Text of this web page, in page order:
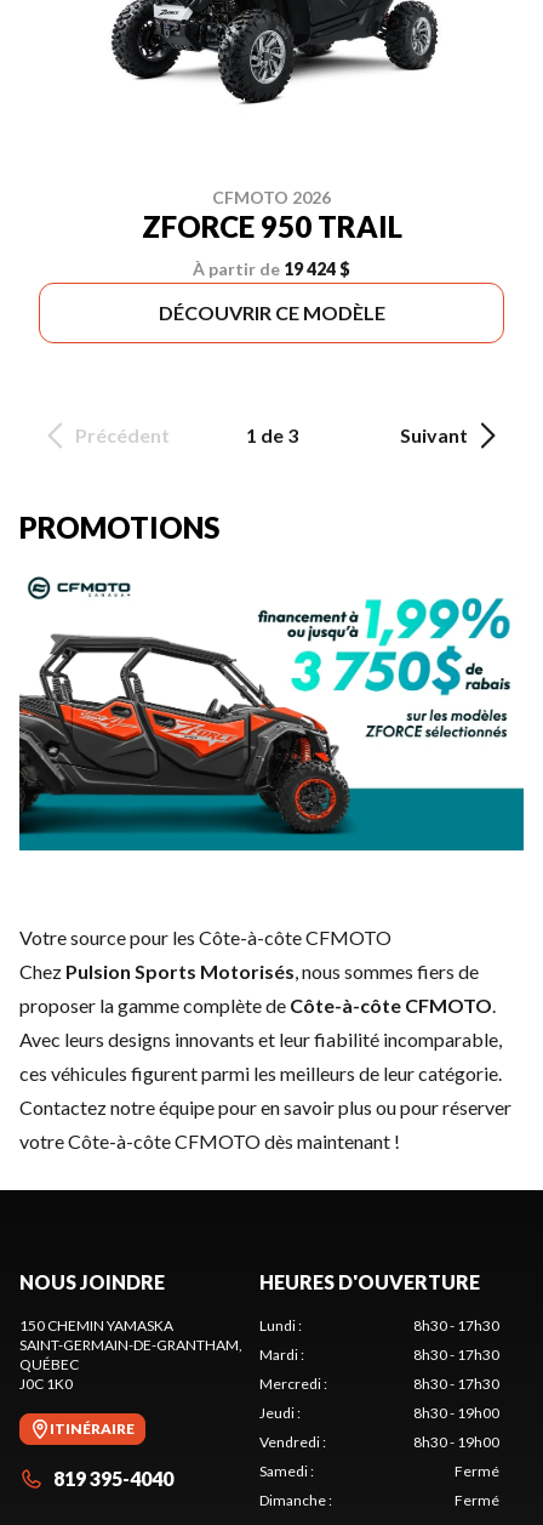
CFMOTO 2026
ZFORCE 950 TRAIL
À partir de 19 424 $
DÉCOUVRIR CE MODÈLE
Précédent 1 de 3 Suivant
PROMOTIONS
Votre source pour les Côte-à-côte CFMOTO
Chez Pulsion Sports Motorisés, nous sommes fiers de
proposer la gamme complète de Côte-à-côte CFMOTO.
Avec leurs designs innovants et leur fiabilité incomparable,
ces véhicules figurent parmi les meilleurs de leur catégorie.
Contactez notre équipepour en savoir plus ou pour réserver
votre Côte-à-côte CFMOTO dès maintenant !
NOUS JOINDRE
150 CHEMIN YAMASKA
SAINT-GERMAIN-DE-GRANTHAM,
QUÉBEC
J0C 1K0
ITINÉRAIRE
819 395-4040
HEURES D'OUVERTURE
Lundi:
8h30 - 17h30
Mardi:
8h30 - 17h30
Mercredi:
8h30 - 17h30
Jeudi:
8h30 - 19h00
Vendredi:
8h30 - 19h00
Samedi:
Fermé
Dimanche: Fermé